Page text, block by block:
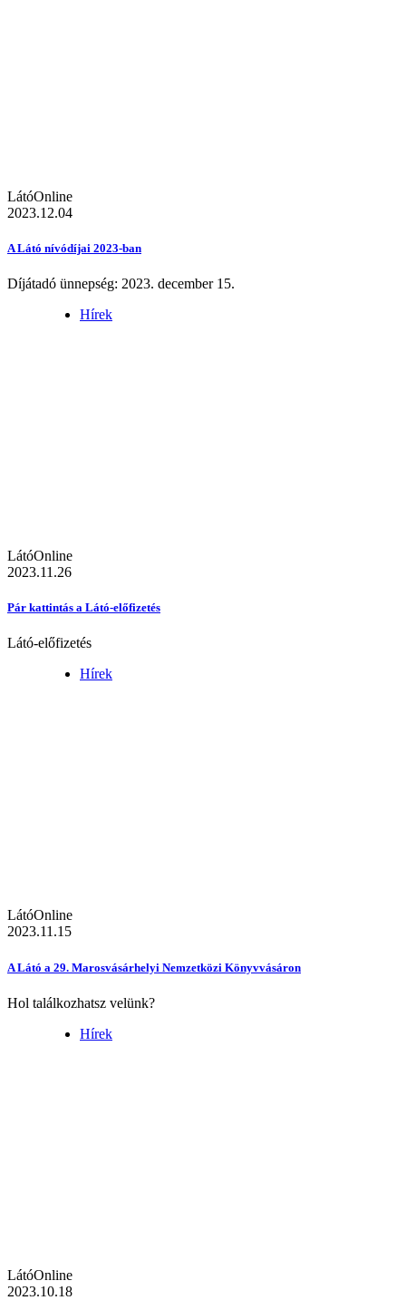
LátóOnline
2023.12.04
A Látó nívódíjai 2023-ban
Díjátadó ünnepség: 2023. december 15.
Hírek
LátóOnline
2023.11.26
Pár kattintás a Látó-előfizetés
Látó-előfizetés
Hírek
LátóOnline
2023.11.15
A Látó a 29. Marosvásárhelyi Nemzetközi Könyvvásáron
Hol találkozhatsz velünk?
Hírek
LátóOnline
2023.10.18